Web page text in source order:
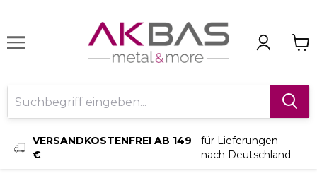
VERSANDKOSTENFREI AB 149
€
für Lieferungen
nach Deutschland